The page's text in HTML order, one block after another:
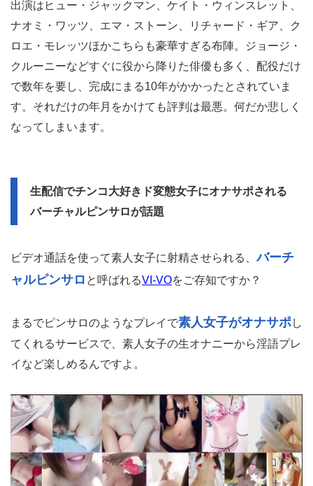
出演はヒュー・ジャックマン、ケイト・ウィンスレット、
ナオミ・ワッツ、エマ・ストーン、リチャード・ギア、ク
ロエ・モレッツほかこちらも豪華すぎる布陣。ジョージ・
クルーニーなどすぐに役から降りた俳優も多く、配役だけ
で数年を要し、完成にまる10年がかかったとされていま
す。それだけの年月をかけても評判は最悪。何だか悲しく
なってしまいます。
生配信でチンコ大好きド変態女子にオナサポされる
バーチャルピンサロが話題
ビデオ通話を使って素人女子に射精させられる、バーチ
ャルピンサロ と呼ばれるVI-VOをご存知ですか？
まるでピンサロのようなプレイで素人女子がオナサポし
てくれるサービスで、素人女子の生オナニーから淫語プレ
イなど楽しめるんですよ。